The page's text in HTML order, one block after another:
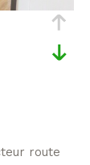
route